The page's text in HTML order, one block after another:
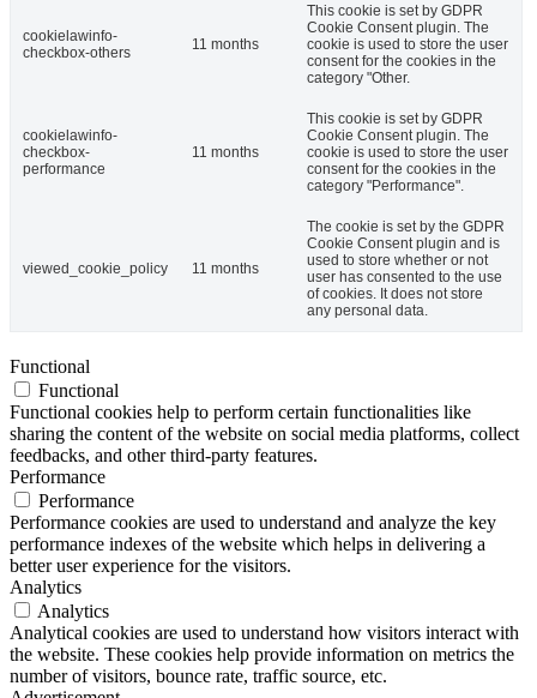
cookielawinfo-
checkbox-others
11 months
This cookie is set by GDPR
Cookie Consent plugin. The
cookie is used to store the user
consent for the cookies in the
category "Other.
cookielawinfo-
checkbox-
performance
11 months
This cookie is set by GDPR
Cookie Consent plugin. The
cookie is used to store the user
consent for the cookies in the
category "Performance".
viewed_cookie_policy 11 months
The cookie is set by the GDPR
Cookie Consent plugin and is
used to store whether or not
user has consented to the use
of cookies. It does not store
any personal data.
Functional
Functional
Functional cookies help to perform certain functionalities like
sharing the content of the website on social media platforms, collect
feedbacks, and other third-party features.
Performance
Performance
Performance cookies are used to understand and analyze the key
performance indexes of the website which helps in delivering a
better user experience for the visitors.
Analytics
Analytics
Analytical cookies are used to understand how visitors interact with
the website. These cookies help provide information on metrics the
number of visitors, bounce rate, traffic source, etc.